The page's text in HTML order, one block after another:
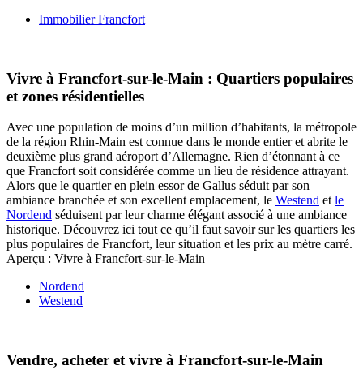
Immobilier Francfort
Vivre à Francfort-sur-le-Main : Quartiers populaires
et zones résidentielles
Avec une population de moins d’un million d’habitants, la métropole
de la région Rhin-Main est connue dans le monde entier et abrite le
deuxième plus grand aéroport d’Allemagne. Rien d’étonnant à ce
que Francfort soit considérée comme un lieu de résidence attrayant.
Alors que le quartier en plein essor de Gallus séduit par son
ambiance branchée et son excellent emplacement, le Westend etle
Nordend séduisent par leur charme élégant associé à une ambiance
historique. Découvrez ici tout ce qu’il faut savoir sur les quartiers les
plus populaires de Francfort, leur situation et les prix au mètre carré.
Aperçu : Vivre à Francfort-sur-le-Main
Nordend
Westend
Vendre, acheter et vivre à Francfort-sur-le-Main